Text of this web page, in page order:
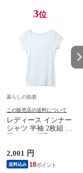
3位
暮らしの肌着
この販売店の送料について
レディース インナー
シャツ 半袖 2枚組 素
肌ドライ 汗取り フ
り インナーシャツ
パッド付き 春夏 汗
染み 防止 汗 対策 綿
2,001 円
送料込み 18